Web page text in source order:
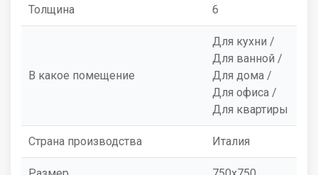
Толщина 6
В какое помещение
Для кухни /
Для ванной /
Для дома /
Для офиса /
Для квартиры
Страна производства Италия